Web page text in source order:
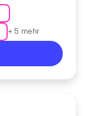
+ 5 mehr